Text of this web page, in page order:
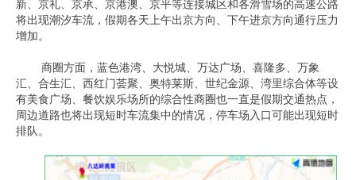
新、京礼、京承、京港澳、京平等连接城区和各滑雪场的高速公路
将出现潮汐车流，假期各天上午出京方向、下午进京方向通行压力
增加。
商圈方面，蓝色港湾、大悦城、万达广场、喜隆多、万象
汇、合生汇、西红门荟聚、奥特莱斯、世纪金源、湾里综合体等设
有美食广场、餐饮娱乐场所的综合性商圈也一直是假期交通热点，
周边道路也将出现短时车流集中的情况，停车场入口可能出现短时
排队。